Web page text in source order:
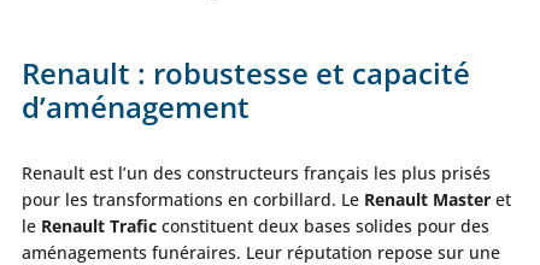
Renault : robustesse et capacité
d’aménagement
Renault est l’un des constructeurs français les plus prisés
pour les transformations en corbillard. Le Renault Masteret
le Renault Traficconstituent deux bases solides pour des
aménagements funéraires. Leur réputation repose sur une